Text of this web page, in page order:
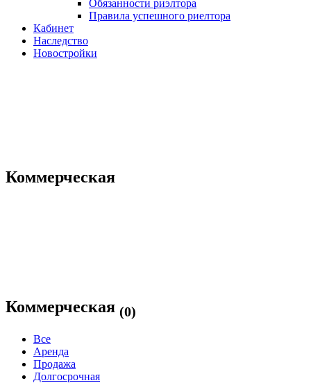
Обязанности риэлтора
Правила успешного риелтора
Кабинет
Наследство
Новостройки
Коммерческая
Коммерческая (0)
Все
Аренда
Продажа
Долгосрочная